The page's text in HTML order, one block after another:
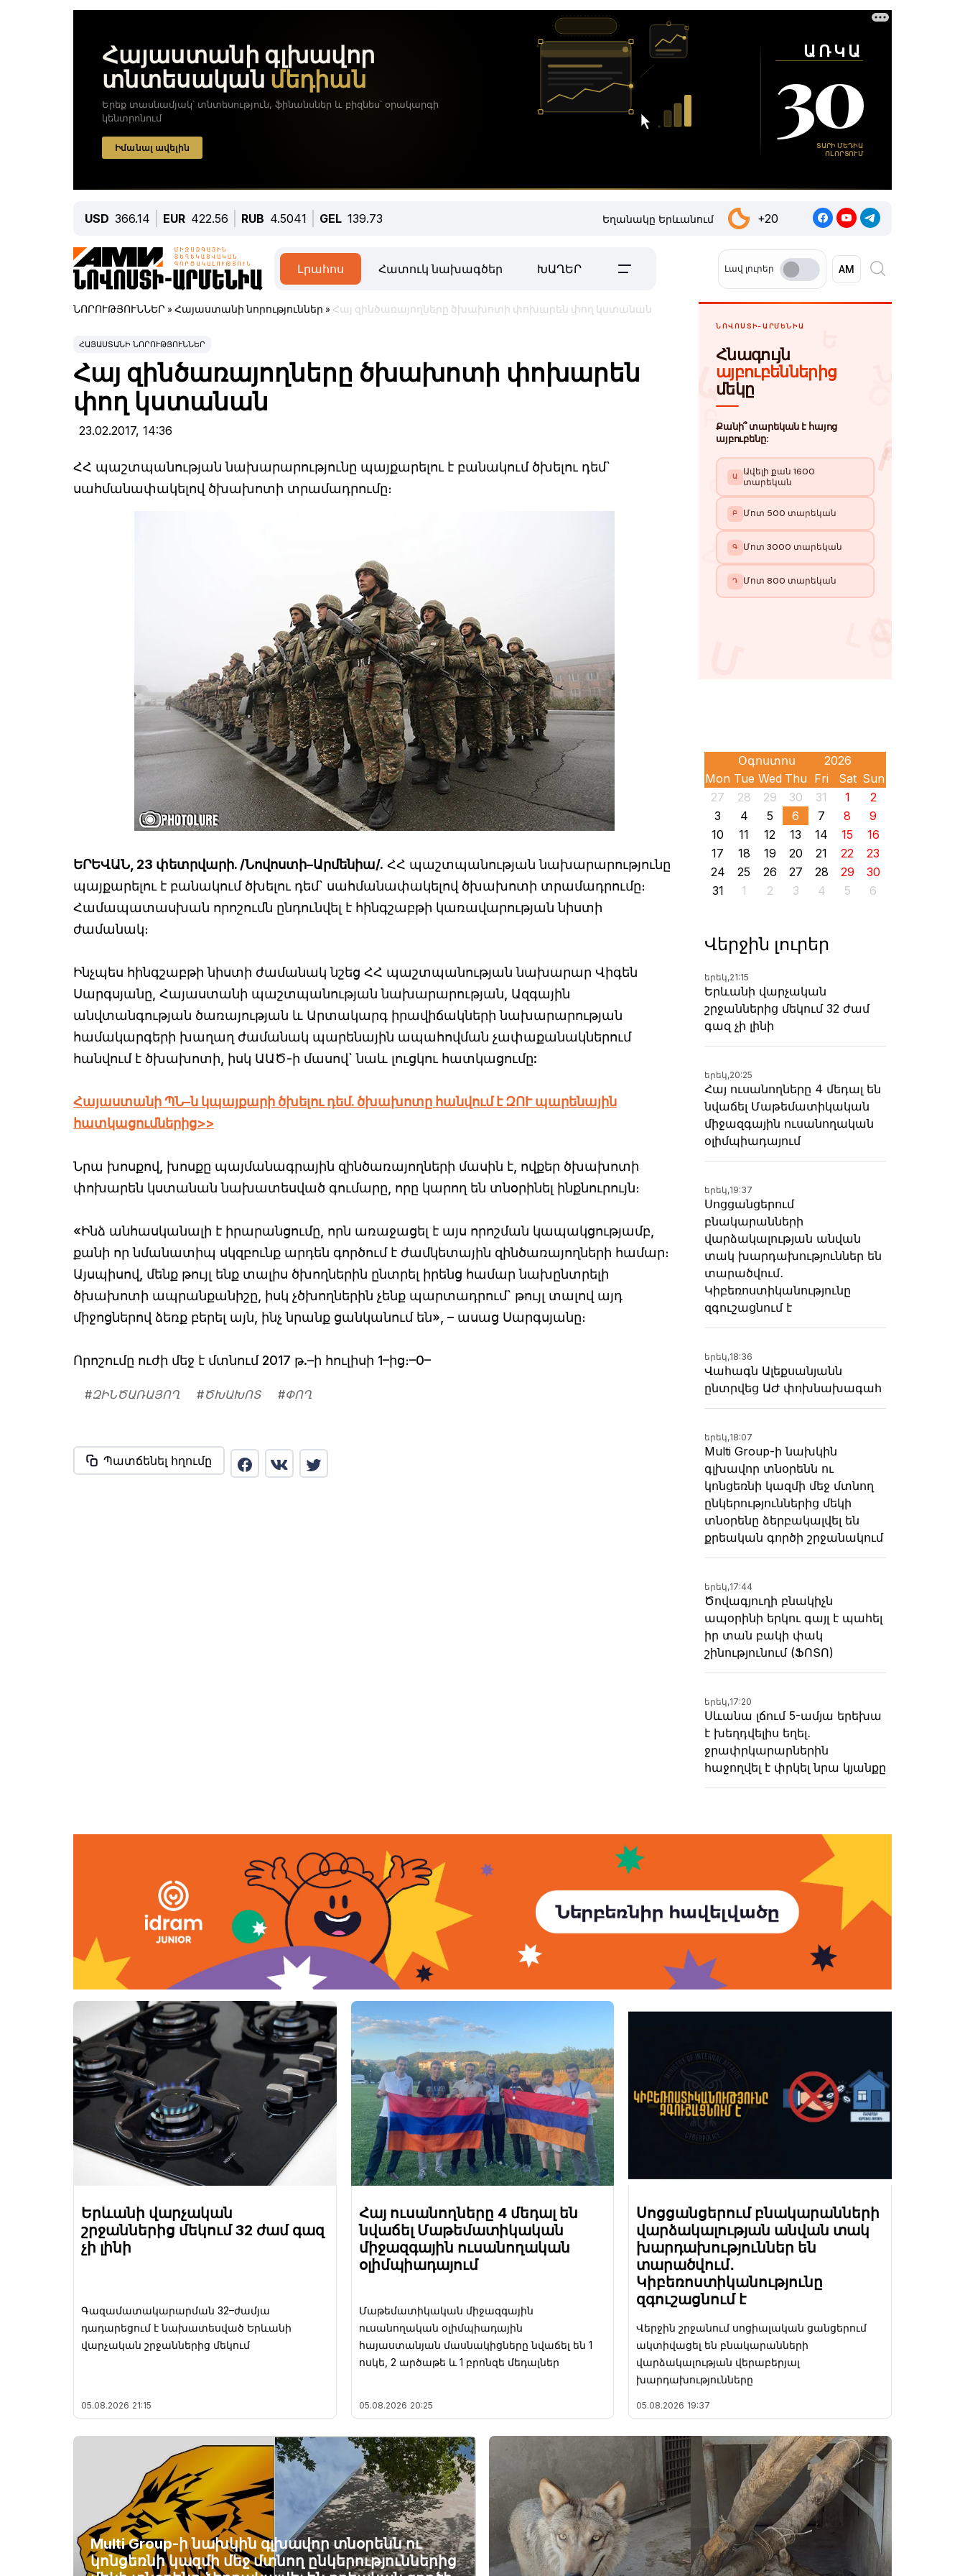
USD 366.14 EUR 422.56 RUB 4.5041 GEL 139.73 Եղանակը Երևանում +20
Լրահոս Հատուկ նախագծեր ԽԱՂԵՐ Լավ լուրեր
ՆՈՐՈՒԹՅՈՒՆՆԵՐ » Հայաստանի նորություններ » Հայ զինծառայողները ծխախոտի փոխարեն փող կստանան
ՀԱՅԱՍՏԱՆԻ ՆՈՐՈՒԹՅՈՒՆՆԵՐ
Հայ զինծառայողները ծխախոտի փոխարեն
փող կստանան
23.02.2017, 14:36
ՀՀ պաշտպանության նախարարությունը պայքարելու է բանակում ծխելու դեմ`
սահմանափակելով ծխախոտի տրամադրումը։
ԵՐԵՎԱՆ, 23 փետրվարի. /Նովոստի–Արմենիա/. ՀՀ պաշտպանության նախարարությունը
պայքարելու է բանակում ծխելու դեմ` սահմանափակելով ծխախոտի տրամադրումը։
Համապատասխան որոշումն ընդունվել է հինգշաբթի կառավարության նիստի
ժամանակ։
Ինչպես հինգշաբթի նիստի ժամանակ նշեց ՀՀ պաշտպանության նախարար Վիգեն
Սարգսյանը, Հայաստանի պաշտպանության նախարարության, Ազգային
անվտանգության ծառայության և Արտակարգ իրավիճակների նախարարության
համակարգերի խաղաղ ժամանակ պարենային ապահովման չափաքանակներում
հանվում է ծխախոտի, իսկ ԱԱԾ-ի մասով` նաև լուցկու հատկացումը:
Հայաստանի ՊՆ–ն կպայքարի ծխելու դեմ. ծխախոտը հանվում է ԶՈՒ պարենային
հատկացումներից>>
Նրա խոսքով, խոսքը պայմանագրային զինծառայողների մասին է, ովքեր ծխախոտի
փոխարեն կստանան նախատեսված գումարը, որը կարող են տնօրինել ինքնուրույն։
«Ինձ անհասկանալի է իրարանցումը, որն առաջացել է այս որոշման կապակցությամբ,
քանի որ նմանատիպ սկզբունք արդեն գործում է ժամկետային զինծառայողների համար։
Այսպիսով, մենք թույլ ենք տալիս ծխողներին ընտրել իրենց համար նախընտրելի
ծխախոտի ապրանքանիշը, իսկ չծխողներին չենք պարտադրում` թույլ տալով այդ
միջոցներով ձեռք բերել այն, ինչ նրանք ցանկանում են», – ասաց Սարգսյանը։
Որոշումը ուժի մեջ է մտնում 2017 թ.–ի հուլիսի 1–ից։–0–
#ԶԻՆԾԱՌԱՅՈՂ #ԾԽԱԽՈՏ #ՓՈՂ
Պատճենել հղումը
Mon Tue Wed Thu Fri Sat Sun
27
28 29 30 31 1
2
3
4 5 6 7 8
9
10
11 12 13 14 15
16
17
18 19 20 21 22
23
24
25 26 27 28 29
30
31
1 2 3 4 5 6
Վերջին լուրեր
երեկ,21:15
Երևանի վարչական
շրջաններից մեկում 32 ժամ
գազ չի լինի
երեկ,20:25
Հայ ուսանողները 4 մեդալ են
նվաճել Մաթեմատիկական
միջազգային ուսանողական
օլիմպիադայում
երեկ,19:37
Սոցցանցերում
բնակարանների
վարձակալության անվան
տակ խարդախություններ են
տարածվում․
Կիբեռոստիկանությունը
զգուշացնում է
երեկ,18:36
Վահագն Ալեքսանյանն
ընտրվեց ԱԺ փոխնախագահ
երեկ,18:07
Multi Group-ի նախկին
գլխավոր տնօրենն ու
կոնցեռնի կազմի մեջ մտնող
ընկերություններից մեկի
տնօրենը ձերբակալվել են
քրեական գործի շրջանակում
երեկ,17:44
Ծովագյուղի բնակիչն
ապօրինի երկու գայլ է պահել
իր տան բակի փակ
շինությունում (ՖՈՏՈ)
երեկ,17:20
Սևանա լճում 5-ամյա երեխա
է խեղդվելիս եղել․
ջրափրկարարներին
հաջողվել է փրկել նրա կյանքը
Երևանի վարչական
շրջաններից մեկում 32 ժամ գազ
չի լինի
Գազամատակարարման 32–ժամյա
դադարեցում է նախատեսված Երևանի
վարչական շրջաններից մեկում
05.08.2026 21:15
Հայ ուսանողները 4 մեդալ են
նվաճել Մաթեմատիկական
միջազգային ուսանողական
օլիմպիադայում
Մաթեմատիկական միջազգային
ուսանողական օլիմպիադային
հայաստանյան մասնակիցները նվաճել են 1
ոսկե, 2 արծաթե և 1 բրոնզե մեդալներ
05.08.2026 20:25
Սոցցանցերում բնակարանների
վարձակալության անվան տակ
խարդախություններ են
տարածվում․
Կիբեռոստիկանությունը
զգուշացնում է
Վերջին շրջանում սոցիալական ցանցերում
ակտիվացել են բնակարանների
վարձակալության վերաբերյալ
խարդախությունները
05.08.2026 19:37
Multi Group-ի նախկին գլխավոր տնօրենն ու
կոնցեռնի կազմի մեջ մտնող ընկերություններից